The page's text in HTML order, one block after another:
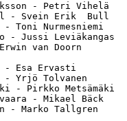
- Petri Vihelä
- Svein Erik  Bull
- Toni Nurmesniemi
- Jussi Leviäkangas
- Erwin van Doorn
- Esa Ervasti
- Yrjö Tolvanen
- Pirkko Metsämäki
- Mikael Bäck
- Marko Tallgren